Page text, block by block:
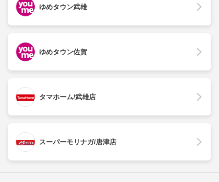
ゆめタウン武雄
ゆめタウン佐賀
タマホーム/武雄店
スーパーモリナガ/唐津店